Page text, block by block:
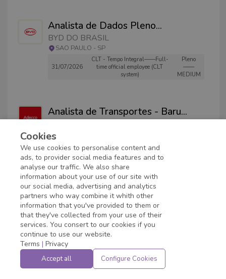
Analista de Dados Pleno...
BYD DO BRASIL
SAO PAULO - SP
31/07/2026
CLT - Tempo Integral——Full-
time official employee (CLT
system)
Pleno
——
MEDIUM
Analista de Transportes - Baru...
Barueri
31/07/2026 N - Normal OPERATIVO
Analista de Transportes - Baur
ADECCO
Bauru -São Paulo
31/07/2026 N - Normal OPERATIVO
Analista de Transportes - Osas
ADECCO
Cookies
We use cookies to personalise content and
ads, to provider social media features and to
analyse our traffic. We also share
information about your use of our site with
our social media, advertising and analytics
partners who way combine it whith other
information that you've provided to them or
that they've collected from your use of their
services. You consert to our cookies if you
continue to use our website.
Terms | Privacy
Accept all Configure Cookies